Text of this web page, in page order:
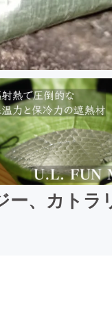
、カトラ